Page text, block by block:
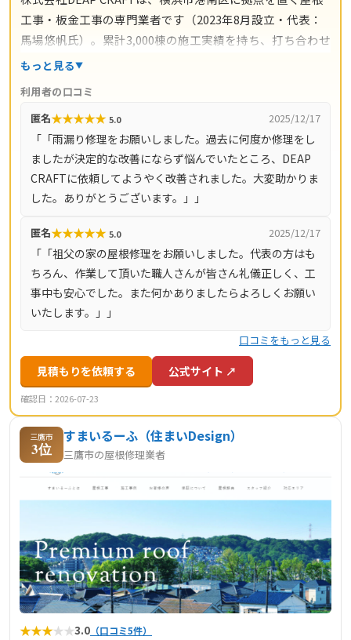
工事・板金工事の専門業者です（2023年8月設立・代表：
馬場悠帆氏）。累計3,000棟の施工実績を持ち、打ち合わせ
からアフターサポートまで自社スタッフが一貫対応。仲介
の目安は雨漏り修理3万円〜、屋根の部分補修5万円〜、棟
板金交換10万円〜、屋根カバー工法80万円〜、葺き替え
100万円〜。現地調査・お見積り・ご相談は無料で、最短
即日対応も可能です（営業時間8時〜18時・月〜土）。対
応エリアは神奈川県全域（33市町村）と東京都全域（23
区・多摩地域）です。
もっと見る
利用者の口コミ
匿名★★★★★ 5.0 2025/12/17
「「雨漏り修理をお願いしました。過去に何度か修理をし
ましたが決定的な改善にならず悩んでいたところ、DEAP
CRAFTに依頼してようやく改善されました。大変助かりま
した。ありがとうございます。」」
匿名★★★★★ 5.0 2025/12/17
「「祖父の家の屋根修理をお願いしました。代表の方はも
ちろん、作業して頂いた職人さんが皆さん礼儀正しく、工
事中も安心でした。また何かありましたらよろしくお願い
いたします。」」
口コミをもっと見る
見積もりを依頼する 公式サイト ↗
確認日：2026-07-23
三鷹市
3位
すまいるーふ（住まいDesign）
三鷹市の屋根修理業者
★★★★★3.0 （口コミ5件）